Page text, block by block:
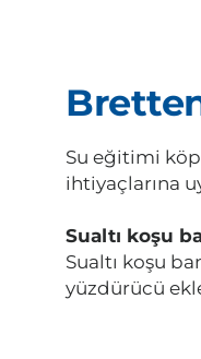
Su eğitimi
ihtiyaçlarına
Sualtı koşu
Sualtı koşu
yüzdürücü